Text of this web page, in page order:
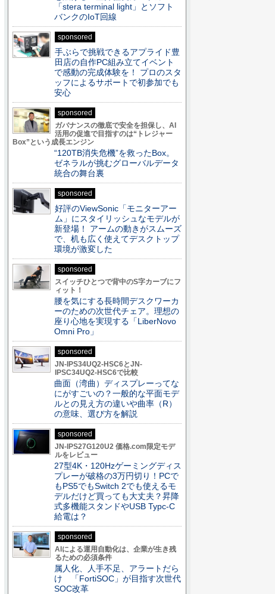
「stera terminal light」とソフト
バンクのIoT回線
sponsored
手ぶらで挑戦できるアプライド豊
田店の自作PC組み立てイベント
で感動の完成体験を！ プロのスタ
ッフによるサポートで初参加でも
安心
sponsored
ガバナンスの徹底で安全を担保し、AI
活用の促進で目指すのは“トレジャー
Box”という成長エンジン
“120TB消失危機”を救ったBox。
ゼネラルが挑むグローバルデータ
統合の舞台裏
sponsored
好評のViewSonic「モニターアー
ム」にスタイリッシュなモデルが
新登場！ アームの動きがスムーズ
で、机も広く使えてデスクトップ
環境が激変した
sponsored
スイッチひとつで背中のS字カーブにフ
ィット！
腰を気にする長時間デスクワーカ
ーのための次世代チェア。理想の
座り心地を実現する「LiberNovo
Omni Pro」
sponsored
JN-IPS34UQ2-HSC6とJN-
IPSC34UQ2-HSC6で比較
曲面（湾曲）ディスプレーってな
にがすごいの？一般的な平面モデ
ルとの見え方の違いや曲率（R）
の意味、選び方を解説
sponsored
JN-IPS27G120U2 価格.com限定モデ
ルをレビュー
27型4K・120Hzゲーミングディス
プレーが破格の3万円切り！PCで
もPS5でもSwitch 2でも使えるモ
デルだけど買っても大丈夫？昇降
式多機能スタンドやUSB Typc-C
給電は？
sponsored
AIによる運用自動化は、企業が生き残
るための必須条件
属人化、人手不足、アラートだら
け 「FortiSOC」が目指す次世代
SOC改革